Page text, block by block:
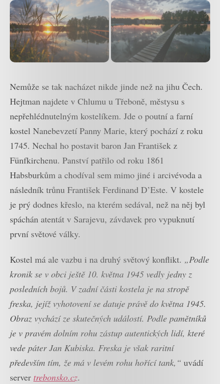
Nemůže se tak nacházet nikde jinde než na jihu Čech.
Hejtman najdete v Chlumu u Třeboně, městysu s
nepřehlédnutelným kostelíkem. Jde o poutní a farní
kostel Nanebevzetí Panny Marie, který pochází z roku
1745. Nechal ho postavit baron Jan František z
Fünfkirchenu. Panství patřilo od roku 1861
Habsburkům a chodíval sem mimo jiné i arcivévoda a
následník trůnu František Ferdinand D’Este. V kostele
je prý dodnes křeslo, na kterém sedával, než na něj byl
spáchán atentát v Sarajevu, závdavek pro vypuknutí
první světové války.
Kostel má ale vazbu i na druhý světový konflikt. „Podle
kronik se v obci ještě 10. května 1945 vedly jedny z
posledních bojů. V zadní části kostela je na stropě
freska, jejíž vyhotovení se datuje právě do května 1945.
Obraz vychází ze skutečných událostí. Podle pamětníků
je v pravém dolním rohu zástup autentických lidí, které
vede páter Jan Kubiska. Freska je však raritní
především tím, že má v levém rohu hořící tank,“ uvádí
server trebonsko.cz.